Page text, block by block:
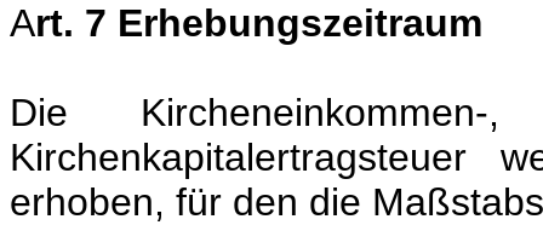
Art. 7 Erhebungszeitraum
Die
Kirchenkapitalertragsteuer
erhoben, für den die